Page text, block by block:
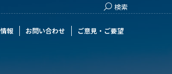
Search:
検索
報 お問い合わせ ご意見・ご要望